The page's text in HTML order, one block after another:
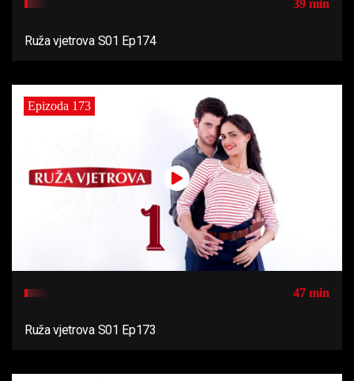
39 min
Ruža vjetrova S01 Ep174
Epizoda 173
47 min
Ruža vjetrova S01 Ep173